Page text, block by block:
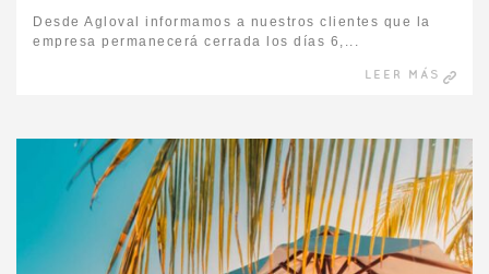
Desde Agloval informamos a nuestros clientes que la
empresa permanecerá cerrada los días 6,...
LEER MÁS